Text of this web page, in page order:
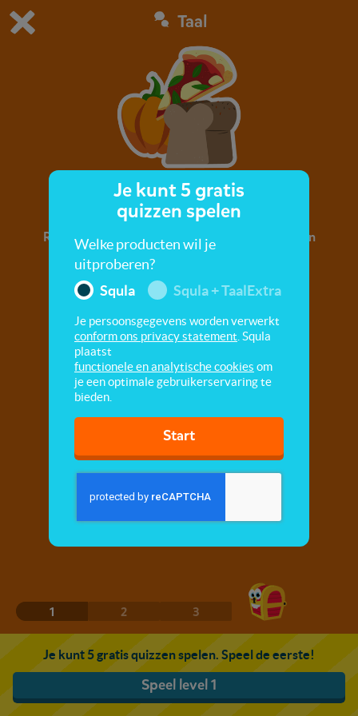
Dit is de gratis demo van Squla.
Bestel nu
Taal
Rijmen met eten en drinken
Rijm mee met woorden die van alles met eten en
drinken te maken hebben!
1 2 3
Je kunt 5 gratis quizzen spelen. Speel de eerste!
Speel level 1
Je kunt 5 gratis
quizzen spelen
Welke producten wil je
uitproberen?
Squla
Squla + TaalExtra
Je persoonsgegevens worden verwerkt
conform ons privacy statement . Squla
plaatst
functionele en analytische cookies om
je een optimale gebruikerservaring te
bieden.
Start